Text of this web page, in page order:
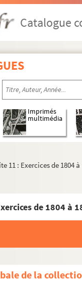
Catalogue
Imprimés
multimédia
11 : Exercices de 1804 à
de 1804 à
de la